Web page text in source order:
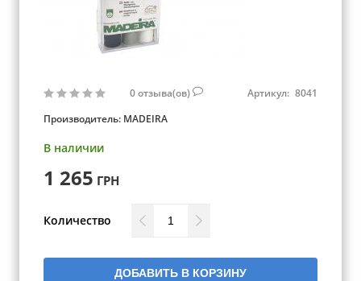
0отзыва(ов) Артикул: 8041
Производитель: MADEIRA
В наличии
1 265 ГРН
Количество
ДОБАВИТЬ В КОРЗИНУ